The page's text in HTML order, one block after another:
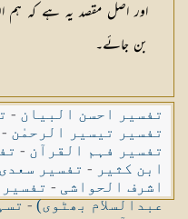
اور اصل مقصد یہ ہے کہ ہم ان
بن جائے۔
تفسیر احسن البیان -
تفسیر تیسیر الرحمٰن -
تفسیر فہم القرآن -
ابن کثیر - تفسیر سعدی
اشرف الحواشی -
عبدالسلام بھٹوی)-